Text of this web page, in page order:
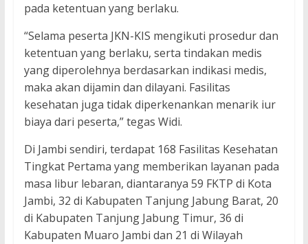
pada ketentuan yang berlaku.
“Selama peserta JKN-KIS mengikuti prosedur dan
ketentuan yang berlaku, serta tindakan medis
yang diperolehnya berdasarkan indikasi medis,
maka akan dijamin dan dilayani. Fasilitas
kesehatan juga tidak diperkenankan menarik iur
biaya dari peserta,” tegas Widi.
Di Jambi sendiri, terdapat 168 Fasilitas Kesehatan
Tingkat Pertama yang memberikan layanan pada
masa libur lebaran, diantaranya 59 FKTP di Kota
Jambi, 32 di Kabupaten Tanjung Jabung Barat, 20
di Kabupaten Tanjung Jabung Timur, 36 di
Kabupaten Muaro Jambi dan 21 di Wilayah